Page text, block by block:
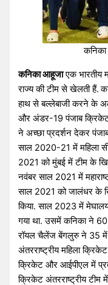
कनिका आहूजाएक भारतीय
राज्य की टीम से खेलती हैं.
हाथ से बल्लेबाजी करने के
और अंडर-19 पंजाब क्रिकेट
ने अच्छा प्रदर्शन देकर
साल 2020-21 में महिला
2021 को मुंबई में टीम के
नवंबर साल 2021 में
साल 2021 को जालंधर के
किया. साल 2023 में
गया था. उसमें कनिका ने
रॉयल चैलेंज बेंगलुरु ने 35 में
अंतरराष्ट्रीय महिला
क्रिकेट और आईपीएल में
क्रिकेट अंतरराष्ट्रीय